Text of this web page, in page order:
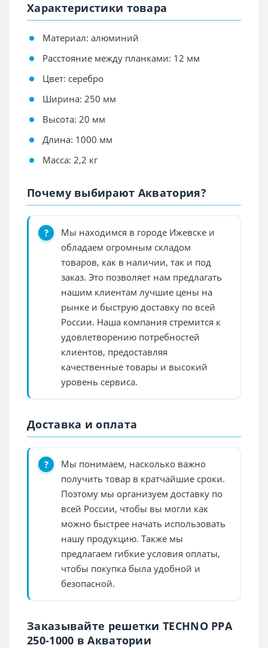
Характеристики товара
Материал: алюминий
Расстояние между планками: 12 мм
Цвет: серебро
Ширина: 250 мм
Высота: 20 мм
Длина: 1000 мм
Масса: 2,2 кг
Почему выбирают Акватория?
Мы находимся в городе Ижевске и
обладаем огромным складом
товаров, как в наличии, так и под
заказ. Это позволяет нам предлагать
нашим клиентам лучшие цены на
рынке и быструю доставку по всей
России. Наша компания стремится к
удовлетворению потребностей
клиентов, предоставляя
качественные товары и высокий
уровень сервиса.
Доставка и оплата
Мы понимаем, насколько важно
получить товар в кратчайшие сроки.
Поэтому мы организуем доставку по
всей России, чтобы вы могли как
можно быстрее начать использовать
нашу продукцию. Также мы
предлагаем гибкие условия оплаты,
чтобы покупка была удобной и
безопасной.
Заказывайте решетки TECHNO PPA
250-1000 в Акватории